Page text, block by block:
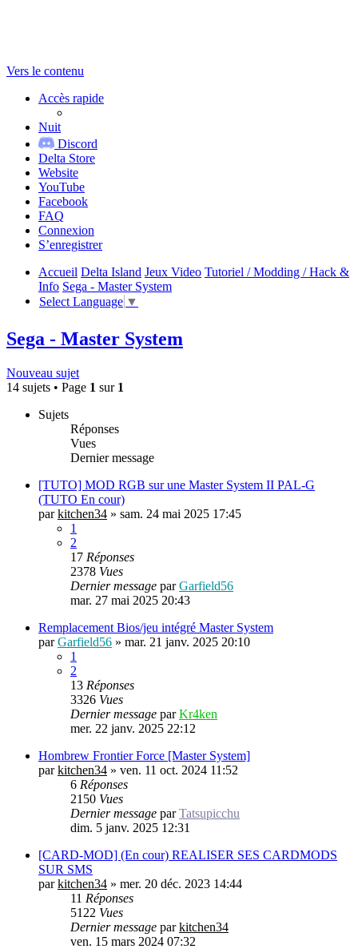
Vers le contenu
Accès rapide
Nuit
Discord
Delta Store
Website
YouTube
Facebook
FAQ
Connexion
S’enregistrer
Accueil Delta Island Jeux Video Tutoriel / Modding / Hack &
Info Sega - Master System
Select Language ▼
Sega - Master System
Nouveau sujet
14 sujets • Page 1 sur 1
Sujets
Réponses
Vues
Dernier message
[TUTO] MOD RGB sur une Master System II PAL-G
(TUTO En cour)
parkitchen34 » sam. 24 mai 2025 17:45
1
2
17 Réponses
2378 Vues
Dernier message parGarfield56
mar. 27 mai 2025 20:43
Remplacement Bios/jeu intégré Master System
parGarfield56 » mar. 21 janv. 2025 20:10
1
2
13 Réponses
3326 Vues
Dernier message parKr4ken
mer. 22 janv. 2025 22:12
Hombrew Frontier Force [Master System]
parkitchen34 » ven. 11 oct. 2024 11:52
6 Réponses
2150 Vues
Dernier message parTatsupicchu
dim. 5 janv. 2025 12:31
[CARD-MOD] (En cour) REALISER SES CARDMODS
SUR SMS
parkitchen34 » mer. 20 déc. 2023 14:44
11 Réponses
5122 Vues
Dernier message parkitchen34
ven. 15 mars 2024 07:32